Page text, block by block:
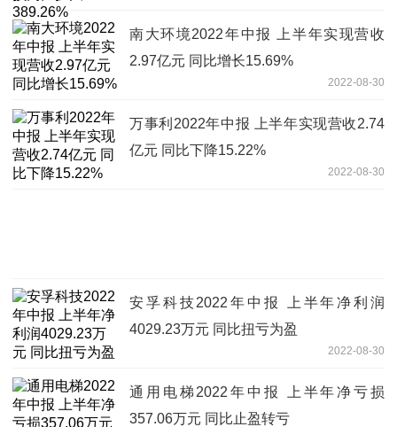
南大环境2022年中报 上半年实现营收
2.97亿元 同比增长15.69%
2022-08-30
万事利2022年中报 上半年实现营收2.74
亿元 同比下降15.22%
2022-08-30
安孚科技2022年中报 上半年净利润
4029.23万元 同比扭亏为盈
2022-08-30
通用电梯2022年中报 上半年净亏损
357.06万元 同比止盈转亏